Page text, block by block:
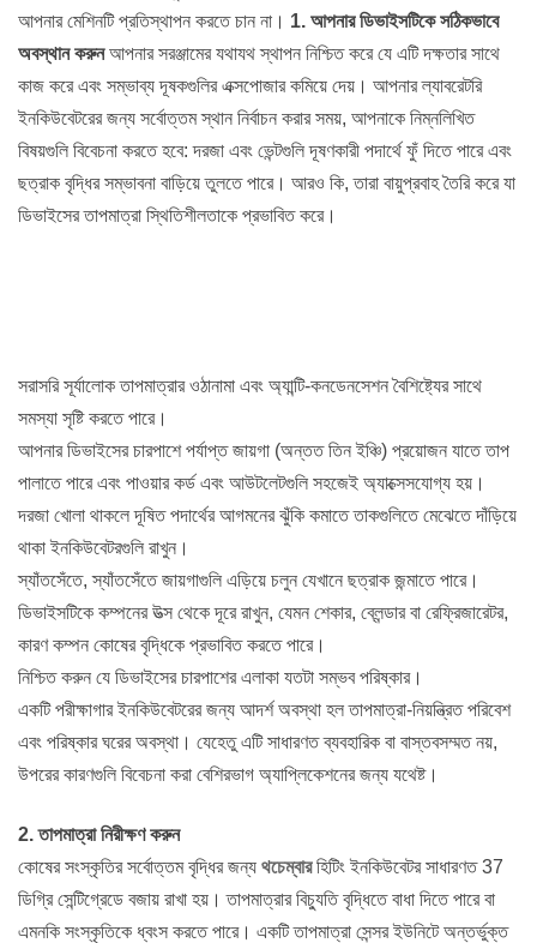
আপনার মেশিনটি প্রতিস্থাপন করতে চান না। 1. আপনার ডিভাইসটিকে সঠিকভাবে
অবস্থান করুনআপনার সরঞ্জামের যথাযথ স্থাপন নিশ্চিত করে যে এটি দক্ষতার সাথে
কাজ করে এবং সম্ভাব্য দূষকগুলির এক্সপোজার কমিয়ে দেয়। আপনার ল্যাবরেটরি
ইনকিউবেটরের জন্য সর্বোত্তম স্থান নির্বাচন করার সময়, আপনাকে নিম্নলিখিত
বিষয়গুলি বিবেচনা করতে হবে:দরজা এবং ভেন্টগুলি দূষণকারী পদার্থে ফুঁ দিতে পারে এবং
ছত্রাক বৃদ্ধির সম্ভাবনা বাড়িয়ে তুলতে পারে। আরও কি, তারা বায়ুপ্রবাহ তৈরি করে যা
ডিভাইসের তাপমাত্রা স্থিতিশীলতাকে প্রভাবিত করে।
সরাসরি সূর্যালোক তাপমাত্রার ওঠানামা এবং অ্যান্টি-কনডেনসেশন বৈশিষ্ট্যের সাথে
সমস্যা সৃষ্টি করতে পারে।
আপনার ডিভাইসের চারপাশে পর্যাপ্ত জায়গা (অন্তত তিন ইঞ্চি) প্রয়োজন যাতে তাপ
পালাতে পারে এবং পাওয়ার কর্ড এবং আউটলেটগুলি সহজেই অ্যাক্সেসযোগ্য হয়।
দরজা খোলা থাকলে দূষিত পদার্থের আগমনের ঝুঁকি কমাতে তাকগুলিতে মেঝেতে দাঁড়িয়ে
থাকা ইনকিউবেটরগুলি রাখুন।
স্যাঁতসেঁতে, স্যাঁতসেঁতে জায়গাগুলি এড়িয়ে চলুন যেখানে ছত্রাক জন্মাতে পারে।
ডিভাইসটিকে কম্পনের উত্স থেকে দূরে রাখুন, যেমন শেকার, ব্লেন্ডার বা রেফ্রিজারেটর,
কারণ কম্পন কোষের বৃদ্ধিকে প্রভাবিত করতে পারে।
নিশ্চিত করুন যে ডিভাইসের চারপাশের এলাকা যতটা সম্ভব পরিষ্কার।
একটি পরীক্ষাগার ইনকিউবেটরের জন্য আদর্শ অবস্থা হল তাপমাত্রা-নিয়ন্ত্রিত পরিবেশ
এবং পরিষ্কার ঘরের অবস্থা। যেহেতু এটি সাধারণত ব্যবহারিক বা বাস্তবসম্মত নয়,
উপরের কারণগুলি বিবেচনা করা বেশিরভাগ অ্যাপ্লিকেশনের জন্য যথেষ্ট।
2. তাপমাত্রা নিরীক্ষণ করুন
কোষের সংস্কৃতির সর্বোত্তম বৃদ্ধির জন্য থচেম্বারহিটিং ইনকিউবেটর সাধারণত 37
ডিগ্রি সেন্টিগ্রেডে বজায় রাখা হয়। তাপমাত্রার বিচ্যুতি বৃদ্ধিতে বাধা দিতে পারে বা
এমনকি সংস্কৃতিকে ধ্বংস করতে পারে। একটি তাপমাত্রা সেন্সর ইউনিটে অন্তর্ভুক্ত